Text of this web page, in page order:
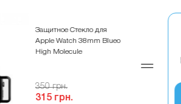
Защитное Стекло для
Apple Watch 38mm Blueo
High Molecule
350 грн.
315 грн.